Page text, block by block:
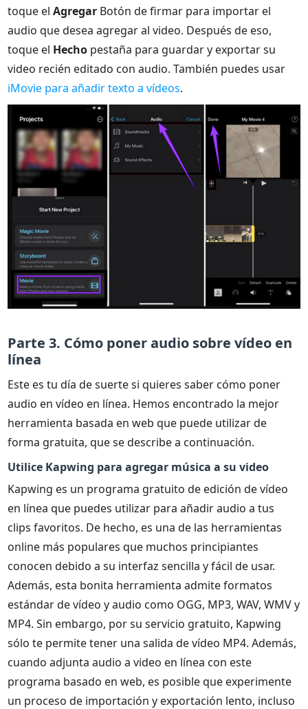
toque elAgregar Botón de firmar para importar el
audio que desea agregar al video. Después de eso,
toque el Hecho pestaña para guardar y exportar su
video recién editado con audio. También puedes usar
iMovie para añadir texto a vídeos.
Parte 3. Cómo poner audio sobre vídeo en
línea
Este es tu día de suerte si quieres saber cómo poner
audio en vídeo en línea. Hemos encontrado la mejor
herramienta basada en web que puede utilizar de
forma gratuita, que se describe a continuación.
Utilice Kapwing para agregar música a su video
Kapwing es un programa gratuito de edición de vídeo
en línea que puedes utilizar para añadir audio a tus
clips favoritos. De hecho, es una de las herramientas
online más populares que muchos principiantes
conocen debido a su interfaz sencilla y fácil de usar.
Además, esta bonita herramienta admite formatos
estándar de vídeo y audio como OGG, MP3, WAV, WMV y
MP4. Sin embargo, por su servicio gratuito, Kapwing
sólo te permite tener una salida de vídeo MP4. Además,
cuando adjunta audio a video en línea con este
programa basado en web, es posible que experimente
un proceso de importación y exportación lento, incluso